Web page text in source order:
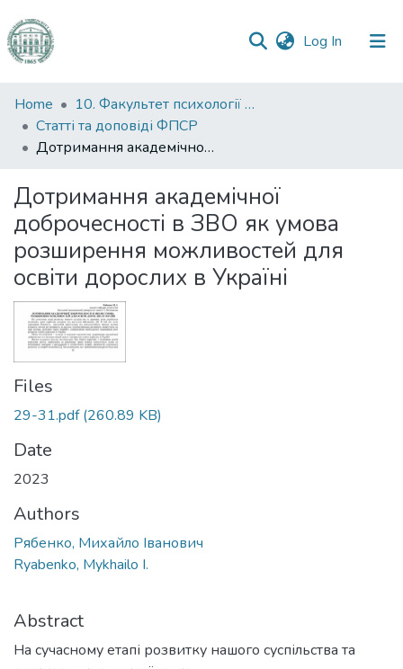
Log In (current)
Communities
&
Collections
Statistics
Home
10. Факультет психології та соціальної роботи
Статті та доповіді ФПСР
Дотримання академічної доброчесності в ЗВО як умова розширення можливостей для освіти дорослих в Україні
Дотримання академічної
доброчесності в ЗВО як умова
розширення можливостей для
освіти дорослих в Україні
Files
29-31.pdf(260.89 KB)
Date
2023
Authors
Рябенко, Михайло Іванович
Ryabenko, Mykhailo I.
Abstract
На сучасному етапі розвитку нашого суспільства та